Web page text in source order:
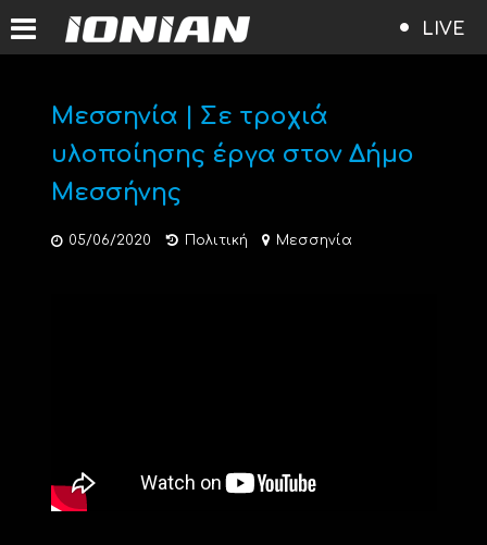
LIVE
Μεσσηνία | Σε τροχιά
υλοποίησης έργα στον Δήμο
Μεσσήνης
05/06/2020 Πολιτική Μεσσηνία